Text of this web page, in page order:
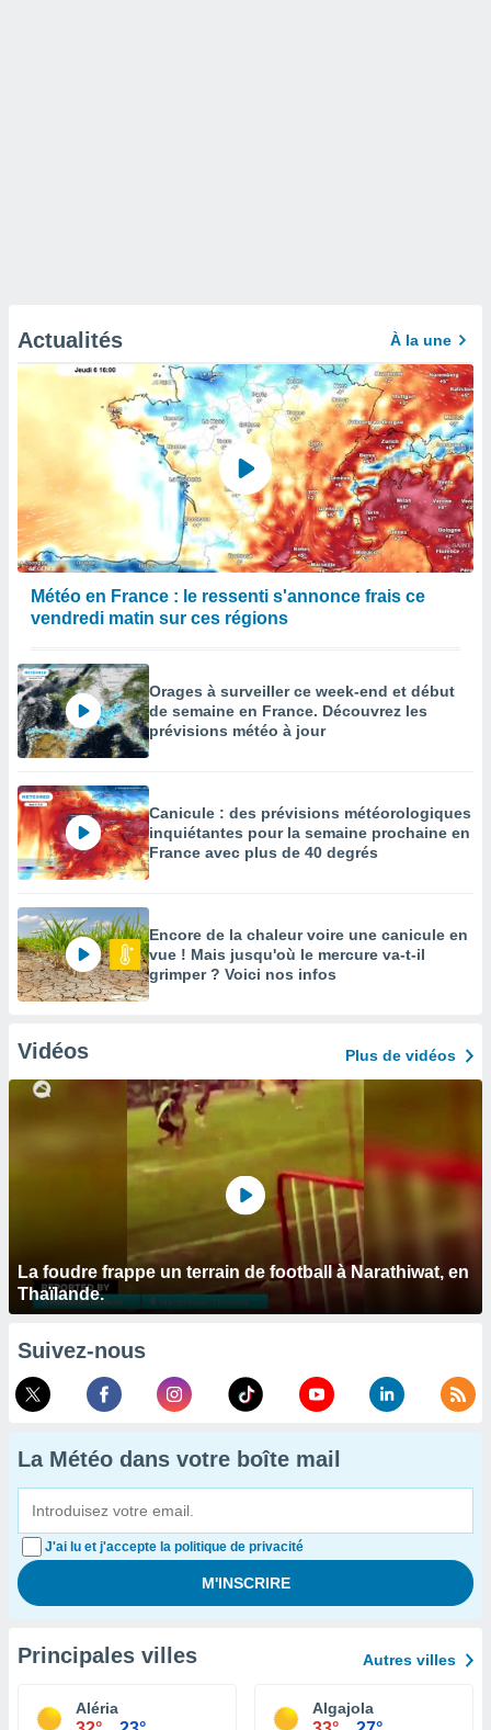
Actualités À la une
Météo en France : le ressenti s'annonce frais ce
vendredi matin sur ces régions
Orages à surveiller ce week-end et début
de semaine en France. Découvrez les
prévisions météo à jour
Canicule : des prévisions météorologiques
inquiétantes pour la semaine prochaine en
France avec plus de 40 degrés
Encore de la chaleur voire une canicule en
vue ! Mais jusqu'où le mercure va-t-il
grimper ? Voici nos infos
Vidéos Plus de vidéos
La foudre frappe un terrain de football à Narathiwat, en
Thaïlande.
Suivez-nous
La Météo dans votre boîte mail
J'ai lu et j'accepte la politique de privacité
Principales villes Autres villes
Aléria Algajola